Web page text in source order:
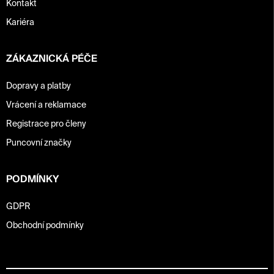
Kontakt
Kariéra
ZÁKAZNICKÁ PÉČE
Dopravy a platby
Vrácení a reklamace
Registrace pro členy
Puncovní značky
PODMÍNKY
GDPR
Obchodní podmínky